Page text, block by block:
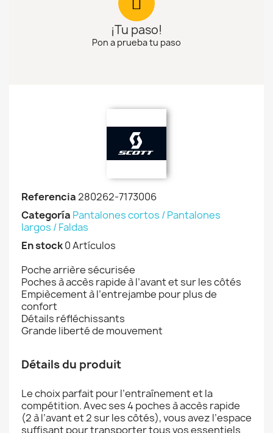
¡Tu paso!
Pon a prueba tu paso
Referencia280262-7173006
Categoría Pantalones cortos / Pantalones
largos / Faldas
En stock0 Artículos
Poche arrière sécurisée
Poches à accès rapide à l’avant et sur les côtés
Empiècement à l’entrejambe pour plus de
confort
Détails réfléchissants
Grande liberté de mouvement
Détails du produit
Le choix parfait pour l’entraînement et la
compétition. Avec ses 4 poches à accès rapide
(2 à l’avant et 2 sur les côtés), vous avez l’espace
suffisant pour transporter tous vos essentiels